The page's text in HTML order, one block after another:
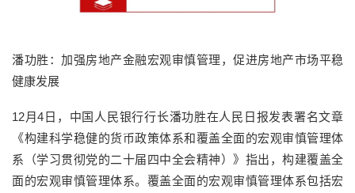
潘功胜：加强房地产金融宏观审慎管理，促进房地产市场平稳
健康发展
12月4日，中国人民银行行长潘功胜在人民日报发表署名文章
《构建科学稳健的货币政策体系和覆盖全面的宏观审慎管理体
系（学习贯彻党的二十届四中全会精神）》指出，构建覆盖全
面的宏观审慎管理体系。覆盖全面的宏观审慎管理体系包括宏